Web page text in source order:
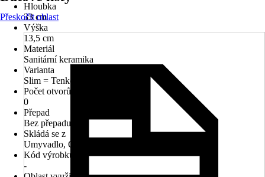
Hloubka
33 cm
Výška
13,5 cm
Materiál
Sanitární keramika
Varianta
Slim = Tenkostěnné
Počet otvorů na kohout
0
Přepad
Bez přepadu
Skládá se z
Umyvadlo, Odtokový ventil 1 1/4, Keramická zátka
Kód výrobku
-
Přeskočit oblast